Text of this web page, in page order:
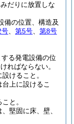
だりに放置しな
備の位置、構造及
号 第5号
第8号
る発電設備の位
ればならない。
けること。
上に設けるこ
と。
堅固に床、壁、